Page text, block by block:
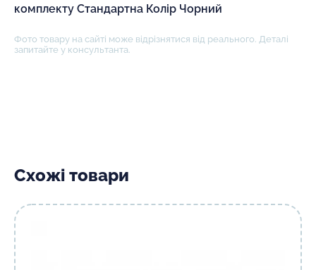
комплекту Стандартна Колір Чорний
Фото товару на сайті може відрізнятися від реального. Деталі
запитайте у консультанта.
Схожі товари